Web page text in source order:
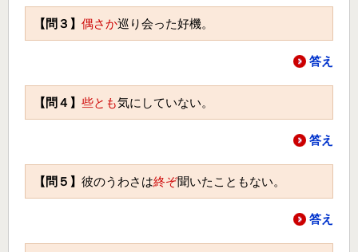
【問３】 偶さか巡り会った好機。
答え
【問４】 些とも気にしていない。
答え
【問５】 彼のうわさは終ぞ聞いたこともない。
答え